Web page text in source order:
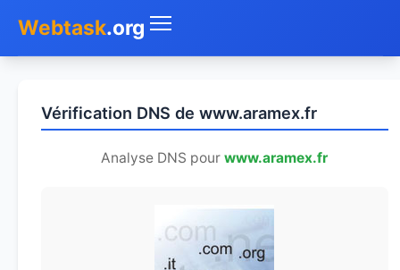
Webtask.org
Whois
Vérification DNS de www.aramex.fr
Analyse DNS pourwww.aramex.fr